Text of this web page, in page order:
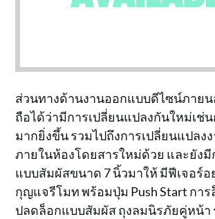
ส่วนทางด้านงานออกแบบดีไซน์ภาย
ถือได้ว่ามีการเปลี่ยนแปลงกันใหม่เช่
มากยิ่งขึ้น รวมไปถึงการเปลี่ยนแปลง
ภายในห้องโดยสารใหม่ด้วย และยัง
แบบสัมผัสขนาด 7 นิ้วมาให้ มีฟีเจอร์อ
กุญแจรีโมท พร้อมปุ่ม Push Start กา
ปลดล็อกแบบสัมผัส ถุงลมนิรภัยคู่หน้า